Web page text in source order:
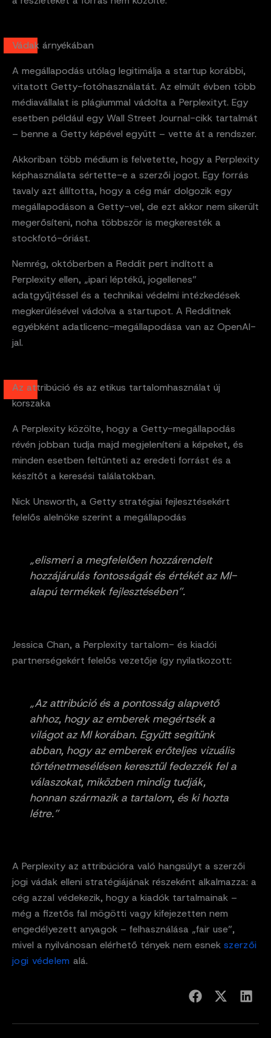
Vádak árnyékában
A megállapodás utólag legitimálja a startup korábbi,
vitatott Getty-fotóhasználatát. Az elmúlt évben több
médiavállalat is plágiummal vádolta a Perplexityt. Egy
esetben például egy Wall Street Journal-cikk tartalmát
– benne a Getty képével együtt – vette át a rendszer.
Akkoriban több médium is felvetette, hogy a Perplexity
képhasználata sértette-e a szerzői jogot. Egy forrás
tavaly azt állította, hogy a cég már dolgozik egy
megállapodáson a Getty-vel, de ezt akkor nem sikerült
megerősíteni, noha többször is megkeresték a
stockfotó-óriást.
Nemrég, októberben a Reddit pert indított a
Perplexity ellen, „ipari léptékű, jogellenes”
adatgyűjtéssel és a technikai védelmi intézkedések
megkerülésével vádolva a startupot. A Redditnek
egyébként adatlicenc-megállapodása van az OpenAI-
jal.
Az attribúció és az etikus tartalomhasználat új
korszaka
A Perplexity közölte, hogy a Getty-megállapodás
révén jobban tudja majd megjeleníteni a képeket, és
minden esetben feltünteti az eredeti forrást és a
készítőt a keresési találatokban.
Nick Unsworth, a Getty stratégiai fejlesztésekért
felelős alelnöke szerint a megállapodás
„elismeri a megfelelően hozzárendelt
hozzájárulás fontosságát és értékét az MI-
alapú termékek fejlesztésében”.
Jessica Chan, a Perplexity tartalom- és kiadói
partnerségekért felelős vezetője így nyilatkozott:
„Az attribúció és a pontosság alapvető
ahhoz, hogy az emberek megértsék a
világot az MI korában. Együtt segítünk
abban, hogy az emberek erőteljes vizuális
történetmesélésen keresztül fedezzék fel a
válaszokat, miközben mindig tudják,
honnan származik a tartalom, és ki hozta
létre.”
A Perplexity az attribúcióra való hangsúlyt a szerzői
jogi vádak elleni stratégiájának részeként alkalmazza: a
cég azzal védekezik, hogy a kiadók tartalmainak –
még a fizetős fal mögötti vagy kifejezetten nem
engedélyezett anyagok – felhasználása „fair use”,
mivel a nyilvánosan elérhető tények nem esnek szerzői
jogi védelem alá.